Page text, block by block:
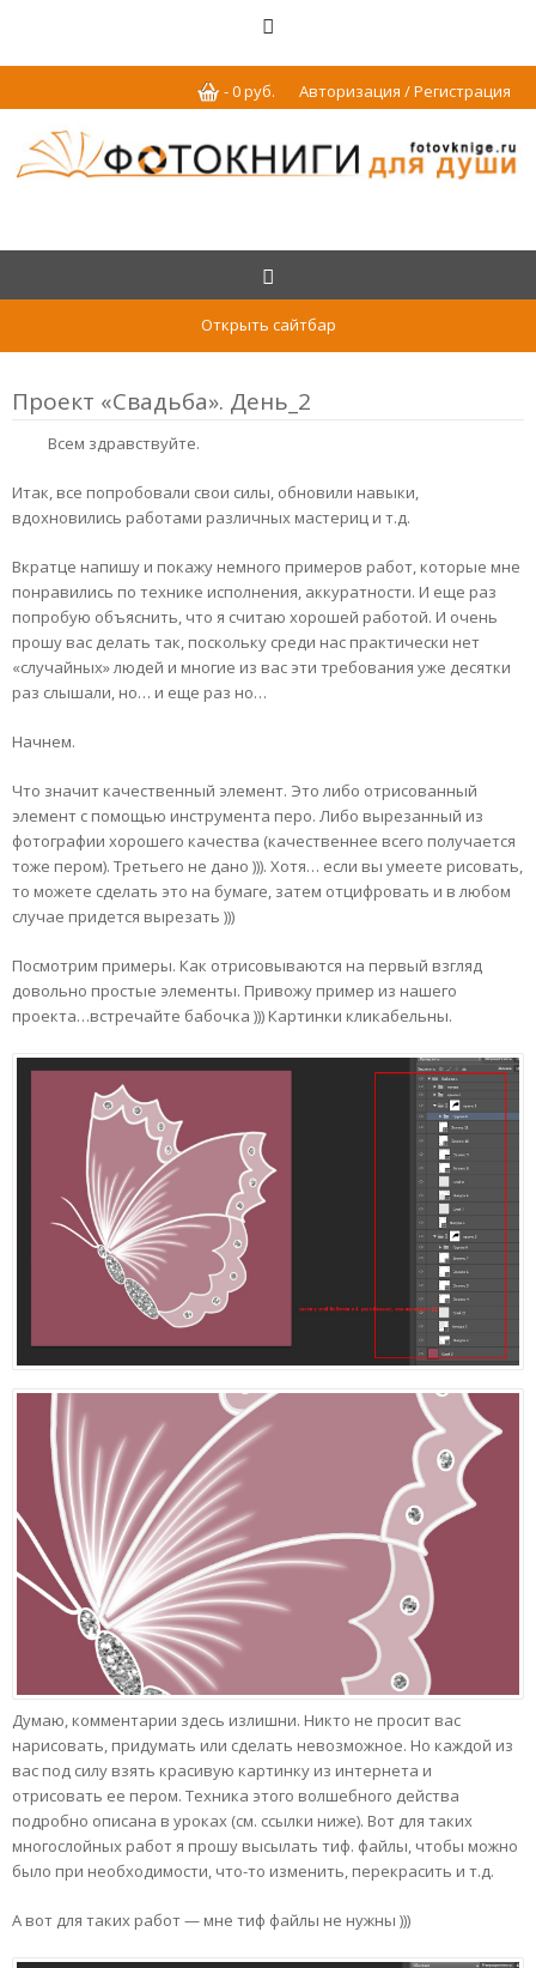
Авторизация / Регистрация
-0руб.
Открыть сайтбар
Проект «Свадьба». День_2
Всем здравствуйте.
Итак, все попробовали свои силы, обновили навыки,
вдохновились работами различных мастериц и т.д.
Вкратце напишу и покажу немного примеров работ, которые мне
понравились по технике исполнения, аккуратности. И еще раз
попробую объяснить, что я считаю хорошей работой. И очень
прошу вас делать так, поскольку среди нас практически нет
«случайных» людей и многие из вас эти требования уже десятки
раз слышали, но… и еще раз но…
Начнем.
Что значит качественный элемент. Это либо отрисованный
элемент с помощью инструмента перо. Либо вырезанный из
фотографии хорошего качества (качественнее всего получается
тоже пером). Третьего не дано ))). Хотя… если вы умеете рисовать,
то можете сделать это на бумаге, затем отцифровать и в любом
случае придется вырезать )))
Посмотрим примеры. Как отрисовываются на первый взгляд
довольно простые элементы. Привожу пример из нашего
проекта…встречайте бабочка ))) Картинки кликабельны.
Думаю, комментарии здесь излишни. Никто не просит вас
нарисовать, придумать или сделать невозможное. Но каждой из
вас под силу взять красивую картинку из интернета и
отрисовать ее пером. Техника этого волшебного действа
подробно описана в уроках (см. ссылки ниже). Вот для таких
многослойных работ я прошу высылать тиф. файлы, чтобы можно
было при необходимости, что-то изменить, перекрасить и т.д.
А вот для таких работ — мне тиф файлы не нужны )))